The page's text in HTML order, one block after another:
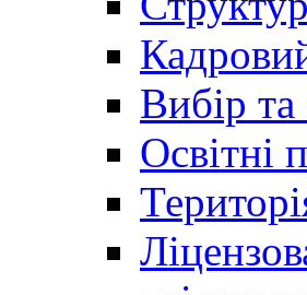
Вибір та
Освітні